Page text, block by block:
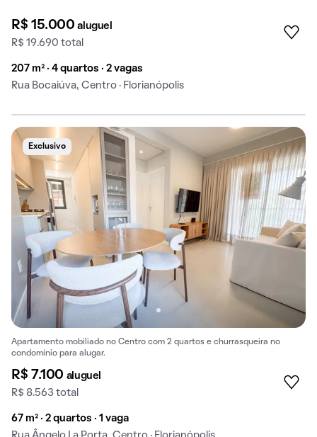
R$ 15.000aluguel
R$ 19.690 total
207 m² · 4 quartos · 2 vagas
Rua Bocaiúva, Centro · Florianópolis
Exclusivo
Apartamento mobiliado no Centro com 2 quartos e churrasqueira no
condomínio para alugar.
R$ 7.100 aluguel
R$ 8.563 total
67 m² · 2 quartos · 1 vaga